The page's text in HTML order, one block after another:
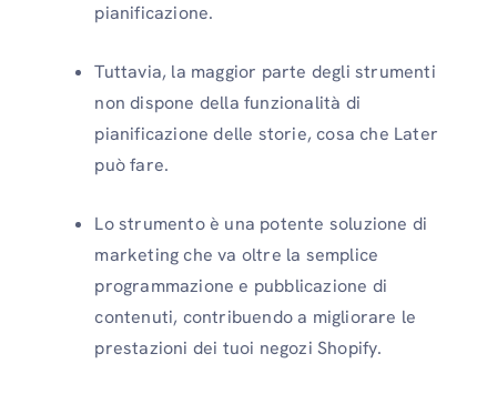
pianificazione.
Tuttavia, la maggior parte degli strumenti
non dispone della funzionalità di
pianificazione delle storie, cosa che Later
può fare.
Lo strumento è una potente soluzione di
marketing che va oltre la semplice
programmazione e pubblicazione di
contenuti, contribuendo a migliorare le
prestazioni dei tuoi negozi Shopify.